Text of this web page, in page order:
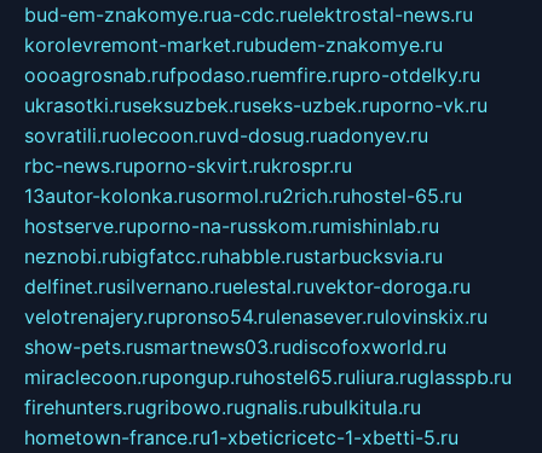
bud-em-znakomye.rua-cdc.ruelektrostal-news.ru
korolevremont-market.rubudem-znakomye.ru
oooagrosnab.rufpodaso.ruemfire.rupro-otdelky.ru
ukrasotki.ruseksuzbek.ruseks-uzbek.ruporno-vk.ru
sovratili.ruolecoon.ruvd-dosug.ruadonyev.ru
rbc-news.ruporno-skvirt.rukrospr.ru
13autor-kolonka.rusormol.ru2rich.ruhostel-65.ru
hostserve.ruporno-na-russkom.rumishinlab.ru
neznobi.rubigfatcc.ruhabble.rustarbucksvia.ru
delfinet.rusilvernano.ruelestal.ruvektor-doroga.ru
velotrenajery.rupronso54.rulenasever.rulovinskix.ru
show-pets.rusmartnews03.rudiscofoxworld.ru
miraclecoon.rupongup.ruhostel65.ruliura.ruglasspb.ru
firehunters.rugribowo.rugnalis.rubulkitula.ru
hometown-france.ru1-xbeticricetc-1-xbetti-5.ru